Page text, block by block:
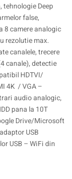
Deep
false,
8 camere analogic
rezolutie max.
canalele, trecere
canale), detectie
HDTVI/
4K / VGA –
audio analogic,
pana la 10T
Drive/Microsoft
USB
USB – WiFi din